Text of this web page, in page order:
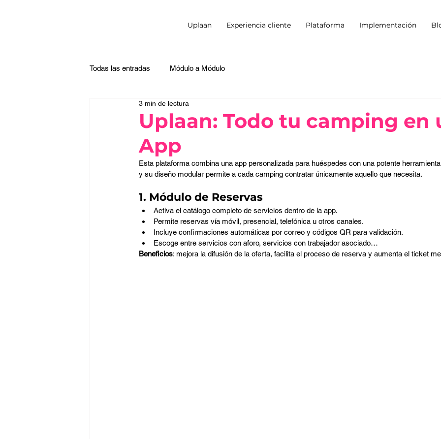
Uplaan Experiencia cliente Plataforma Implementación
Todas las entradas Módulo a Módulo
Uplaan: Todo tu camping en
App
3 min de lectura
Esta plataforma combina una app personalizada para huéspedes con una potente
y su diseño modular permite a cada camping contratar únicamente aquello que necesita.
1. Módulo de Reservas
Activa el catálogo completo de servicios dentro de la app.
Permite reservas vía móvil, presencial, telefónica u otros canales.
Incluye confirmaciones automáticas por correo y códigos QR para validación.
Escoge entre servicios con aforo, servicios con trabajador asociado…
Beneficios: mejora la difusión de la oferta, facilita el proceso de reserva y aumenta el ticket